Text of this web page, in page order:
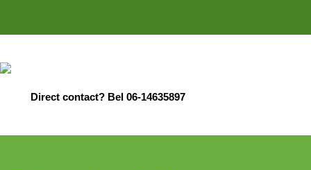
Direct contact? Bel 06-14635897